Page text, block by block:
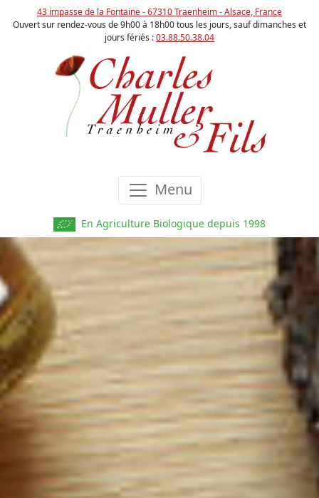
43 impasse de la Fontaine - 67310 Traenheim - Alsace, France
Ouvert sur rendez-vous de 9h00 à 18h00 tous les jours, sauf dimanches et
jours fériés :03.88.50.38.04
Menu
En Agriculture Biologique depuis 1998